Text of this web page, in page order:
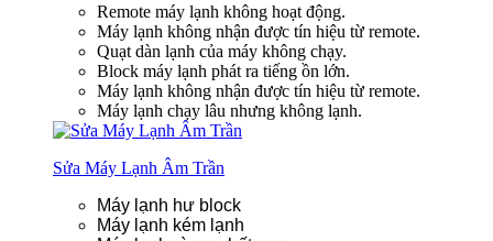
Remote máy lạnh không hoạt động.
Máy lạnh không nhận được tín hiệu từ remote.
Quạt dàn lạnh của máy không chạy.
Block máy lạnh phát ra tiếng ồn lớn.
Máy lạnh không nhận được tín hiệu từ remote.
Máy lạnh chạy lâu nhưng không lạnh.
Sửa Máy Lạnh Âm Trần
Máy lạnh hư block
Máy lạnh kém lạnh